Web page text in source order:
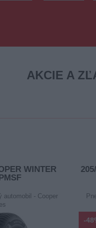
AKCIE A
WINTER
automobil - Cooper
-